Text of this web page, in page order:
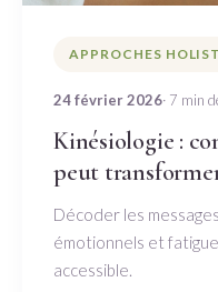
APPROCHES
24 février 2026· 7 min
Kinésiologie :
peut
Décoder les
émotionnels et
accessible.